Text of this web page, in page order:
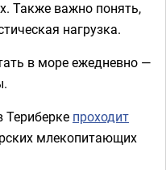
Также важно понять,
нагрузка.
в море ежедневно —
Териберке проходит
млекопитающих